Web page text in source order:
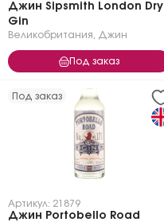
Джин Sipsmith London Dry
Gin
Великобритания Джин
Под заказ
Под заказ
Артикул: 21879
Джин Portobello Road